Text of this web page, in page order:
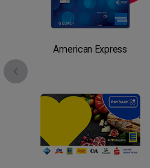
American Express